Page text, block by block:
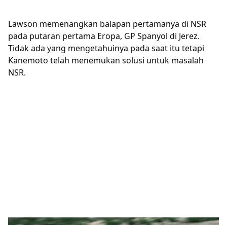
Lawson memenangkan balapan pertamanya di NSR
pada putaran pertama Eropa, GP Spanyol di Jerez.
Tidak ada yang mengetahuinya pada saat itu tetapi
Kanemoto telah menemukan solusi untuk masalah
NSR.